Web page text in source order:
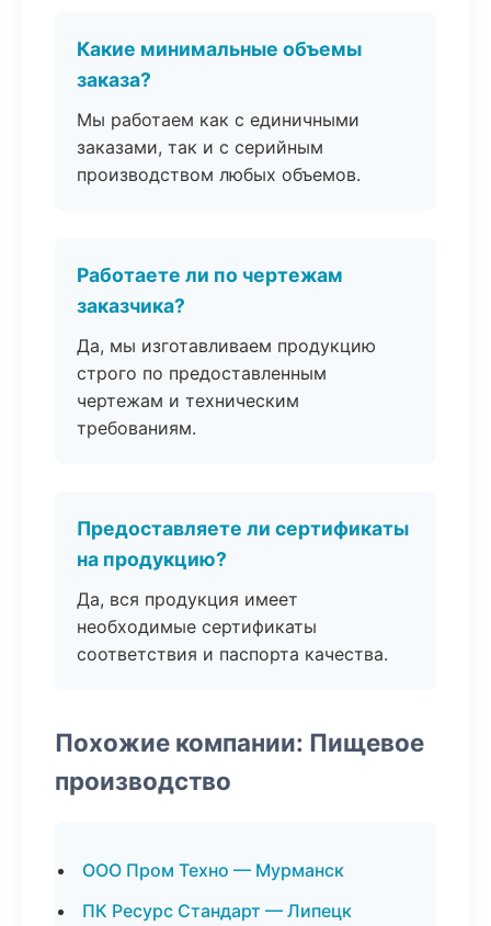
Какие минимальные объемы
заказа?
Мы работаем как с единичными
заказами, так и с серийным
производством любых объемов.
Работаете ли по чертежам
заказчика?
Да, мы изготавливаем продукцию
строго по предоставленным
чертежам и техническим
требованиям.
Предоставляете ли сертификаты
на продукцию?
Да, вся продукция имеет
необходимые сертификаты
соответствия и паспорта качества.
Похожие компании: Пищевое
производство
ООО Пром Техно — Мурманск
ПК Ресурс Стандарт — Липецк